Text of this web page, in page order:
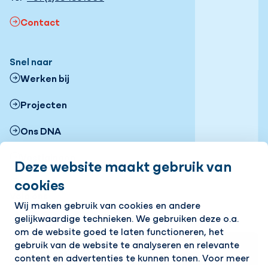
Deze website maakt gebruik van
cookies
Wij maken gebruik van cookies en andere
gelijkwaardige technieken. We gebruiken deze o.a.
om de website goed te laten functioneren, het
gebruik van de website te analyseren en relevante
content en advertenties te kunnen tonen. Voor meer
Contact
Snel naar
Werken bij
Projecten
Ons DNA
Nieuws
LinkedInInstagramFacebookYouTubeFlickr
Op de hoogte blijven van het laatste nieuws?
Ontvang onze nieuwsbrief in je mailbox!